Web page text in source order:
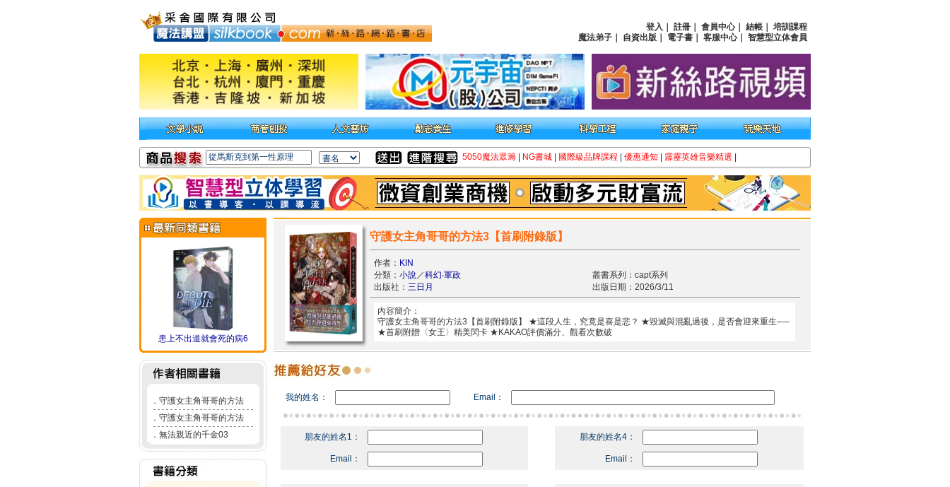
登入 註冊 會員中心｜ 結帳
培訓課程
魔法弟子
自資出版 電子書 客服中心｜ 智慧型立体會員
5050魔法眾籌 NG書城 國際級品牌課程 優惠通知 霹靂英雄音樂精選
患上不出道就會死的病6
． 守護女主角哥哥的方法
． 守護女主角哥哥的方法
． 無法親近的千金03
守護女主角哥哥的方法3【首刷附錄版】
作者： KIN
分類： 小說／科幻‧軍政
叢書系列：capt系列
出版社： 三日月 出版日期：2026/3/11
內容簡介：
守護女主角哥哥的方法3【首刷附錄版】 ★這段人生，究竟是喜是悲？ ★毀滅與混亂過後，是否會迎來重生──
★首刷附贈〈女王〉精美閃卡 ★KAKAO評價滿分、觀看次數破
我的姓名： Email：
朋友的姓名1：
Email：
朋友的姓名4：
Email：